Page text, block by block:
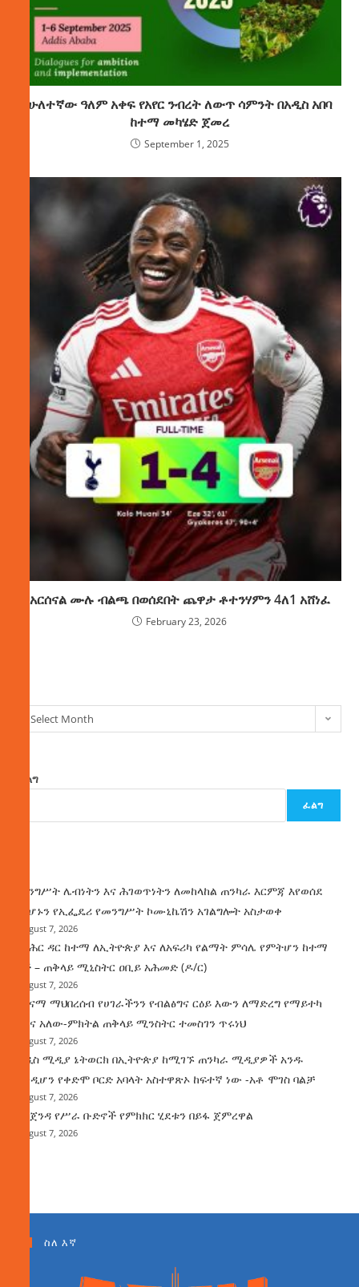
ሁለተኛው ዓለም አቀፍ የአየር ንብረት ለውጥ ሳምንት በአዲስ አበባ
ከተማ መካሄድ ጀመረ
September 1, 2025
አርሰናል ሙሉ ብልጫ በወሰደበት ጨዋታ ቶተንሃምን 4ለ1 አሸነፈ
February 23, 2026
Select Month
ፈልግ
ፈልግ
መንግሥት ሌብነትን እና ሕገወጥነትን ለመከላከል ጠንካራ እርምጃ እየወሰደ
መሆኑን የኢፌዴሪ የመንግሥት ኮሙኒኬሽን አገልግሎት አስታወቀ
August 7, 2026
የባሕር ዳር ከተማ ለኢትዮጵያ እና ለአፍሪካ የልማት ምሳሌ የምትሆን ከተማ
ነች – ጠቅላይ ሚኒስትር ዐቢይ አሕመድ (ዶ/ር)
August 7, 2026
ጤናማ ማህበረሰብ የሀገራችንን የብልፅግና ርዕይ እውን ለማድረግ የማይተካ
ሚና አለው-ምክትል ጠቅላይ ሚንስትር ተመስገን ጥሩነህ
August 7, 2026
አዲስ ሚዲያ ኔትወርክ በኢትዮጵያ ከሚገኙ ጠንካራ ሚዲያዎች አንዱ
እንዲሆን የቀድሞ ቦርድ አባላት አስተዋጽኦ ከፍተኛ ነው -አቶ ሞገስ ባልቻ
August 7, 2026
የአጀንዳ የሥራ ቡድኖች የምክክር ሂደቱን በይፋ ጀምረዋል
August 7, 2026
ስለ እኛ